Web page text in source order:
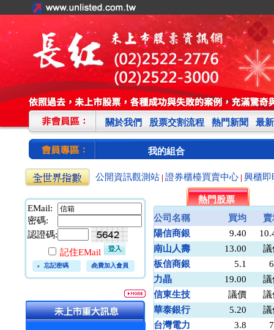
關於我們 股票交割流程 熱門新聞 最
我的組合
公開資訊觀測站 證券櫃檯買賣中心 興櫃即
EMail:
密碼:
認證碼:
記住EMail
忘記密碼 免費加入會員
熱門股票
公司名稱
買均
陽信商銀
9.40
南山人壽
13.00
板信商銀
5.1
力晶
19.00
信東生技
議價
華泰銀行
5.20
台灣電力
3.8